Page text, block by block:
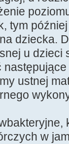
tym
dziecka.
u dzieci
ustnej
w